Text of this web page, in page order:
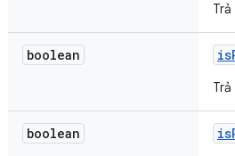
boolean is
boolean is